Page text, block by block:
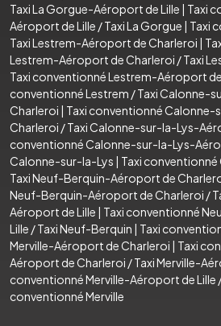
Taxi La Gorgue-Aéroport de Lille | Taxi
Aéroport de Lille /Taxi La Gorgue | Taxi
Taxi Lestrem-Aéroport de Charleroi |
Lestrem-Aéroport de Charleroi /Taxi
Taxi conventionné Lestrem-Aéroport
conventionné Lestrem /Taxi Calonne-
Charleroi | Taxi conventionné
Charleroi /Taxi Calonne-sur-la-Lys-
conventionné Calonne-sur-la-Lys-
Calonne-sur-la-Lys | Taxi
Taxi Neuf-Berquin-Aéroport de
Neuf-Berquin-Aéroport de Charleroi /
Aéroport de Lille | Taxi conventionné
Lille /Taxi Neuf-Berquin | Taxi
Merville-Aéroport de Charleroi | Taxi
Aéroport de Charleroi /Taxi Merville-
conventionné Merville-Aéroport de Lille
conventionné Merville